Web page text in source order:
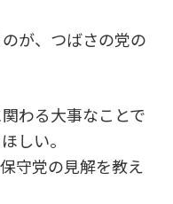
が、つばさの党の
わる大事なことで
しい。
守党の見解を教え